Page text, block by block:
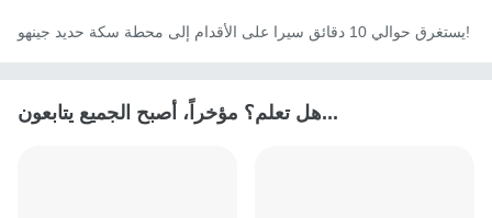
يستغرق حوالي 10 دقائق سيرا على الأقدام إلى محطة سكة حديد جينهو!
هل تعلم؟ مؤخراً، أصبح الجميع يتابعون...